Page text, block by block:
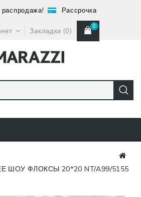
распродажа! Рассрочка
Закладки (0)
0
ШОУ ФЛОКСЫ 20*20 NT/A99/5155